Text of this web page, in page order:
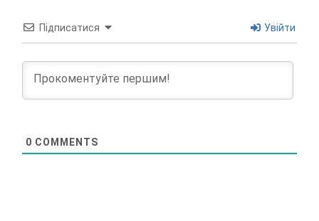
Підписатися Увійти
0 COMMENTS